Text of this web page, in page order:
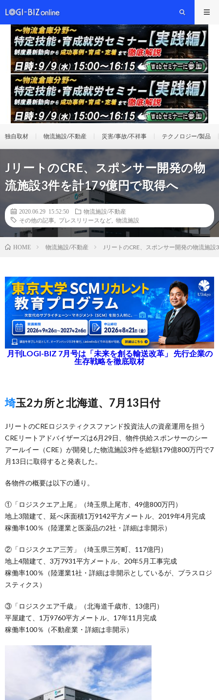
独自取材 物流施設/不動産 災害/事故/不祥事 テクノロジー/製品
JリートのCRE、スポンサー開発の物
流施設3件を計179億円で取得へ
2020.06.29 15:52:50
物流施設/不動産
その他の記事
プレスリリースなど 物流施設
HOME 物流施設/不動産 JリートのCRE、スポンサー開発の物流施
月刊LOGI-BIZ 7月号は「未来を創る輸送改革」 先行企業の
生存戦略を徹底取材
埼玉2カ所と北海道、7月13日付
JリートのCREロジスティクスファンド投資法人の資産運用を担う
CREリートアドバイザーズは6月29日、物件供給スポンサーのシー
アールイー（CRE）が開発した物流施設3件を総額179億800万円で7
月13日に取得すると発表した。
各物件の概要は以下の通り。
①「ロジスクエア上尾」（埼玉県上尾市、49億800万円）
地上3階建て、延べ床面積1万9142平方メートル、2019年4月完成
稼働率100％（陸運業と医薬品の2社・詳細は非開示）
②「ロジスクエア三芳」（埼玉県三芳町、117億円）
地上4階建て、3万7931平方メートル、20年5月工事完成
稼働率100％（陸運業1社・詳細は非開示としているが、プラスロジ
スティクス）
③「ロジスクエア千歳」（北海道千歳市、13億円）
平屋建て、1万9760平方メートル、17年11月完成
稼働率100％（不動産業・詳細は非開示）